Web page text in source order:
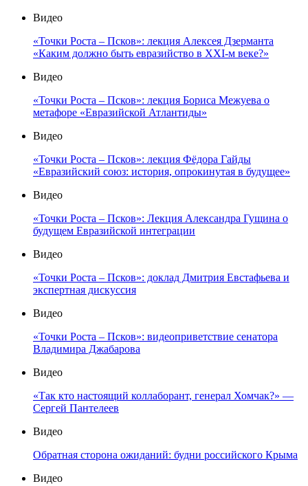
Видео
«Точки Роста – Псков»: лекция Алексея Дзерманта
«Каким должно быть евразийство в XXI-м веке?»
Видео
«Точки Роста – Псков»: лекция Бориса Межуева о
метафоре «Евразийской Атлантиды»
Видео
«Точки Роста – Псков»: лекция Фёдора Гайды
«Евразийский союз: история, опрокинутая в будущее»
Видео
«Точки Роста – Псков»: Лекция Александра Гущина о
будущем Евразийской интеграции
Видео
«Точки Роста – Псков»: доклад Дмитрия Евстафьева и
экспертная дискуссия
Видео
«Точки Роста – Псков»: видеоприветствие сенатора
Владимира Джабарова
Видео
«Так кто настоящий коллаборант, генерал Хомчак?» —
Сергей Пантелеев
Видео
Обратная сторона ожиданий: будни российского Крыма
Видео